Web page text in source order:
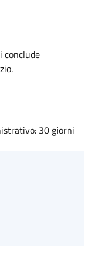
conclude
30 giorni